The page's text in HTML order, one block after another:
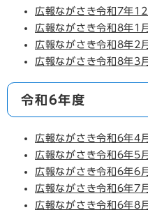
広報ながさき令和7年
広報ながさき令和8年1
広報ながさき令和8年2
広報ながさき令和8年3
令和6年度
広報ながさき令和6年4
広報ながさき令和6年5
広報ながさき令和6年6
広報ながさき令和6年7
広報ながさき令和6年8